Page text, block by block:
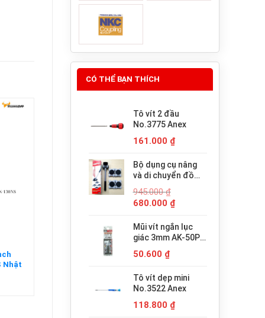
CÓ THỂ BẠN THÍCH
Tô vít 2 đầu
No.3775 Anex
161.000 ₫
Bộ dụng cụ nâng
và di chuyển đồ
minh PICUS LP-
200N
945.000₫
Giá
là:
945.000 ₫.
680.000 ₫Giá
tại
là:
Mũi vít ngắn lục
giác 3mm AK-50P-
50.600 ₫
Tô vít dẹp mini
No.3522 Anex
118.800 ₫
Nhật